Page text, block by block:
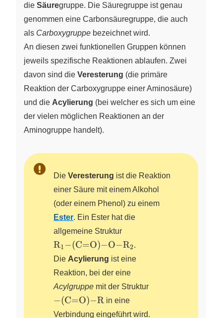
die Säuregruppe. Die Säuregruppe ist genau
genommen eine Carbonsäuregruppe, die auch
als Carboxygruppe bezeichnet wird.
An diesen zwei funktionellen Gruppen können
jeweils spezifische Reaktionen ablaufen. Zwei
davon sind die Veresterung (die primäre
Reaktion der Carboxygruppe einer Aminosäure)
und die Acylierung (bei welcher es sich um eine
der vielen möglichen Reaktionen an der
Aminogruppe handelt).
Die Veresterung ist die Reaktion
einer Säure mit einem Alkohol
(oder einem Phenol) zu einem
Ester. Ein Ester hat die
allgemeine Struktur
(C=O)-
O-R2}
RX
1−(C=O)−O−RX
2.
Die Acylierung ist eine
Reaktion, bei der eine
Acylgruppe mit der Struktur
−(C=O)−R in eine
Verbindung eingeführt wird.